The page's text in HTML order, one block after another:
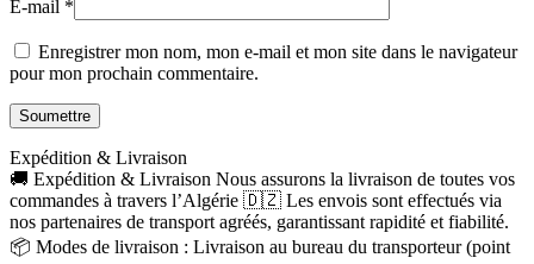
E-mail *
Enregistrer mon nom, mon e-mail et mon site dans le navigateur
pour mon prochain commentaire.
Expédition & Livraison
🚚 Expédition & Livraison Nous assurons la livraison de toutes vos
commandes à travers l’Algérie 🇩🇿 Les envois sont effectués via
nos partenaires de transport agréés, garantissant rapidité et fiabilité.
📦 Modes de livraison : Livraison au bureau du transporteur (point